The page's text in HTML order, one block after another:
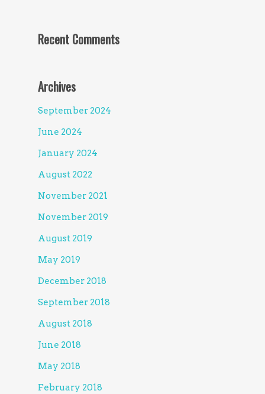
Recent Comments
Archives
September 2024
June 2024
January 2024
August 2022
November 2021
November 2019
August 2019
May 2019
December 2018
September 2018
August 2018
June 2018
May 2018
February 2018